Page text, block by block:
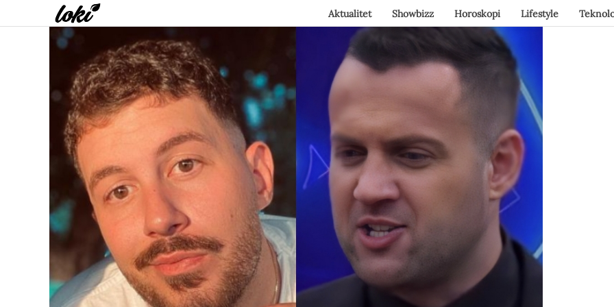
Aktualitet Showbizz Horoskopi Lifestyle